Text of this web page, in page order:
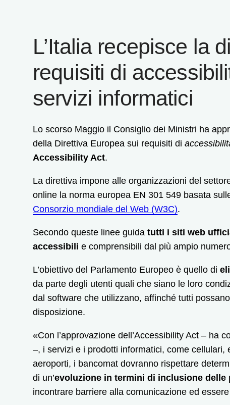
L’Italia recepisce la
requisiti di
servizi informatici
Lo scorso Maggio il Consiglio dei Ministri ha
della Direttiva Europea sui requisiti di
Accessibility Act.
La direttiva impone alle organizzazioni del
online la norma europea EN 301 549 basata
Consorzio mondiale del Web (W3C).
Secondo queste linee guida tutti i siti web
accessibili e comprensibili dal più ampio
L’obiettivo del Parlamento Europeo è quello di
da parte degli utenti quali che siano le loro
dal software che utilizzano, affinché tutti
disposizione.
«Con l’approvazione dell’Accessibility Act – ha
–, i servizi e i prodotti informatici, come
aeroporti, i bancomat dovranno rispettare
di un’evoluzione in termini di inclusione delle
incontrare barriere alla comunicazione ed